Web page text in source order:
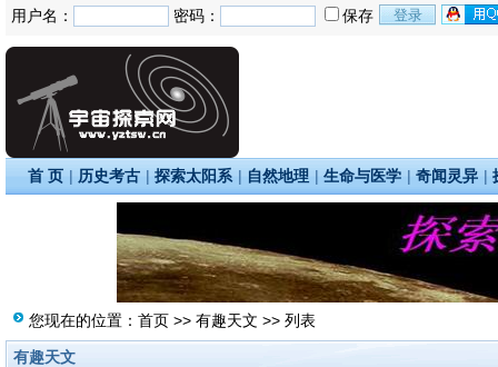
用户名： 密码： 保存
首 页 | 历史考古 | 探索太阳系 | 自然地理 | 生命与医学 | 奇闻灵异 |
您现在的位置： 首页 >> 有趣天文 >> 列表
有趣天文